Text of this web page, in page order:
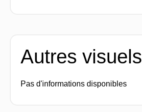
Autres visuels
Pas d'informations disponibles